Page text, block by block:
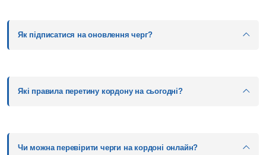
Як підписатися на оновлення черг?
Які правила перетину кордону на сьогодні?
Чи можна перевірити черги на кордоні онлайн?